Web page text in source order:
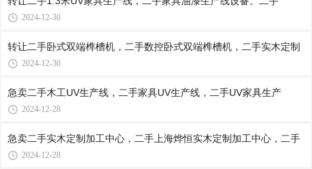
2024-12-30
转让二手卧式双端榫槽机，二手数控卧式双端榫槽机，二手实木定制
2024-12-30
急卖二手木工UV生产线，二手家具UV生产线，二手UV家具生产
2024-12-28
急卖二手实木定制加工中心，二手上海烨恒实木定制加工中心，二手
2024-12-28